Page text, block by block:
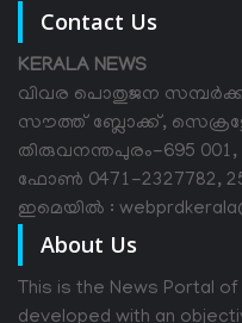
Contact Us
KERALA NEWS
വിവര പൊതുജന
സൗത്ത് ബ്ലോക്ക്,
തിരുവനന്തപുരം-695 001,
ഫോൺ 0471-2327782,
ഇമെയിൽ :
About Us
This is the News Portal